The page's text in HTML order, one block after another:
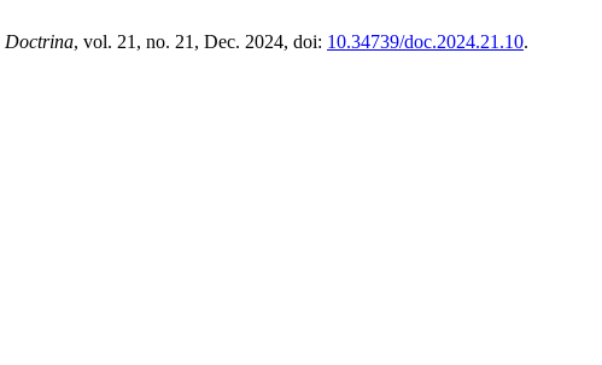
Doctrina, vol. 21, no. 21, Dec. 2024, doi: 10.34739/doc.2024.21.10.